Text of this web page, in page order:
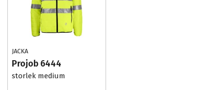
JACKA
Projob 6444
storlek medium